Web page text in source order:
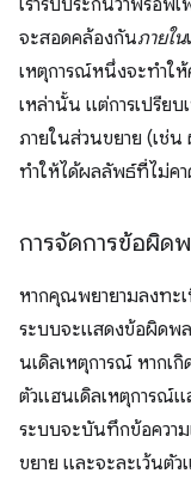
เรารับประกันว่าพร็อพเ
จะสอดคล้องกันภายใน
เหตุการณ์หนึ่งจะทําใ
เหล่านั้น แต่การเปรีย
ภายในส่วนขยาย (เช่น
ทําให้ได้ผลลัพธ์ที่ไม่ค
การจัดการข้อผิด
หากคุณพยายามลงทะ
ระบบจะแสดงข้อผิดพ
นเดิลเหตุการณ์ หากเ
ตัวแฮนเดิลเหตุการณ์
ระบบจะบันทึกข้อควา
ขยาย และจะละเว้นตั